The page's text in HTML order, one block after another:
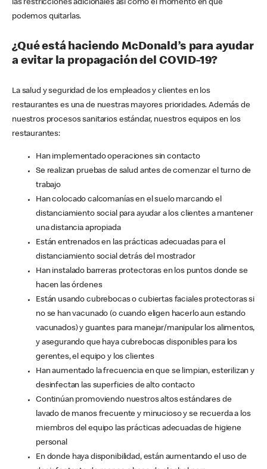
las restricciones adicionales así como el momento en que
podemos quitarlas.
¿Qué está haciendo McDonald’s para ayudar
a evitar la propagación del COVID-19?
La salud y seguridad de los empleados y clientes en los
restaurantes es una de nuestras mayores prioridades. Además de
nuestros procesos sanitarios estándar, nuestros equipos en los
restaurantes:
Han implementado operaciones sin contacto
Se realizan pruebas de salud antes de comenzar el turno de
trabajo
Han colocado calcomanías en el suelo marcando el
distanciamiento social para ayudar a los clientes a mantener
una distancia apropiada
Están entrenados en las prácticas adecuadas para el
distanciamiento social detrás del mostrador
Han instalado barreras protectoras en los puntos donde se
hacen las órdenes
Están usando cubrebocas o cubiertas faciales protectoras si
no se han vacunado (o cuando eligen hacerlo aun estando
vacunados) y guantes para manejar/manipular los alimentos,
y asegurando que haya cubrebocas disponibles para los
gerentes, el equipo y los clientes
Han aumentado la frecuencia en que se limpian, esterilizan y
desinfectan las superficies de alto contacto
Continúan promoviendo nuestros altos estándares de
lavado de manos frecuente y minucioso y se recuerda a los
miembros del equipo las prácticas adecuadas de higiene
personal
En donde haya disponibilidad, están aumentando el uso de